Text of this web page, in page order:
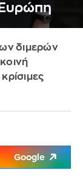
διμερών
Google